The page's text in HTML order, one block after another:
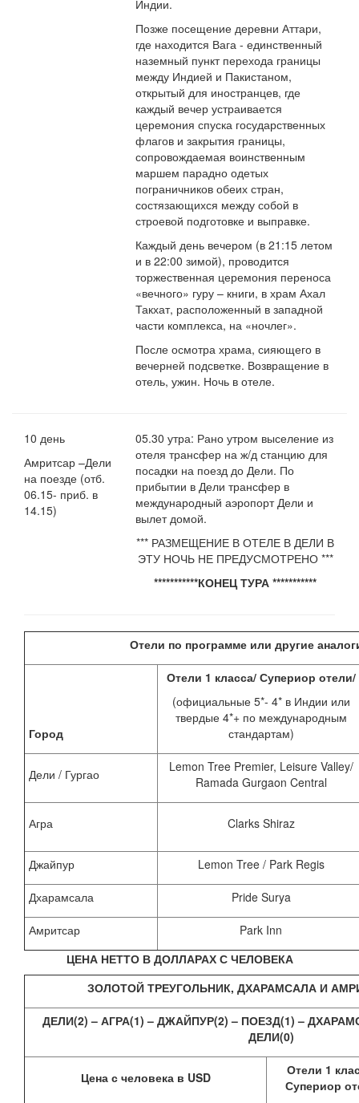
Индии.
Позже посещение деревни Аттари,
где находится Вага - единственный
наземный пункт перехода границы
между Индией и Пакистаном,
открытый для иностранцев, где
каждый вечер устраивается
церемония спуска государственных
флагов и закрытия границы,
сопровождаемая воинственным
маршем парадно одетых
пограничников обеих стран,
состязающихся между собой в
строевой подготовке и выправке.
Каждый день вечером (в 21:15 летом
и в 22:00 зимой), проводится
торжественная церемония переноса
«вечного» гуру – книги, в храм Ахал
Такхат, расположенный в западной
части комплекса, на «ночлег».
После осмотра храма, сияющего в
вечерней подсветке. Возвращение в
отель, ужин. Ночь в отеле.
10 день
Амритсар –Дели
на поезде (отб.
06.15- приб. в
14.15)
05.30 утра: Рано утром выселение из
отеля трансфер на ж/д станцию для
посадки на поезд до Дели. По
прибытии в Дели трансфер в
международный аэропорт Дели и
вылет домой.
*** РАЗМЕЩЕНИЕ В ОТЕЛЕ В ДЕЛИ В
ЭТУ НОЧЬ НЕ ПРЕДУСМОТРЕНО ***
***********КОНЕЦ ТУРА ***********
Отели по программе или другие
Город
Отели 1 класса/ Супериор отели/
(официальные 5*- 4* в Индии или
твердые 4*+ по международным
стандартам)
Дели / Гургао
Lemon Tree Premier, Leisure Valley/
Ramada Gurgaon Central
Агра Clarks Shiraz
Джайпур Lemon Tree / Park Regis
Дхарамсала Pride Surya
Амритсар
Park Inn
ЦЕНА НЕТТО В ДОЛЛАРАХ С ЧЕЛОВЕКА
ЗОЛОТОЙ ТРЕУГОЛЬНИК, ДХАРАМСАЛА И
ДЕЛИ(2) – АГРА(1) – ДЖАЙПУР(2) – ПОЕЗД(1) –
ДЕЛИ(0)
Цена с человека в USD
Отели 1
Супериор